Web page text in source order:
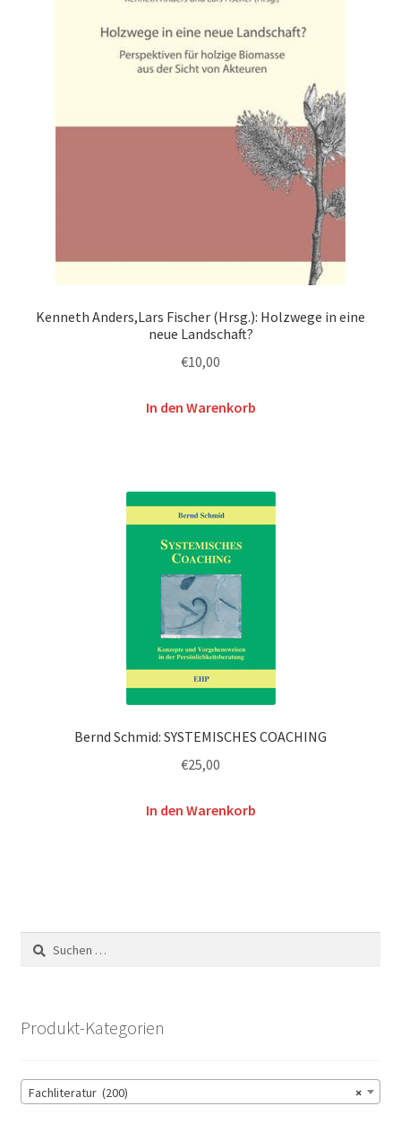
Kenneth Anders,Lars Fischer (Hrsg.): Holzwege in eine
neue Landschaft?
€10,00
In den Warenkorb
Bernd Schmid: SYSTEMISCHES COACHING
€25,00
In den Warenkorb
Suchen
nach:
Produkt-Kategorien
×
Fachliteratur (200)